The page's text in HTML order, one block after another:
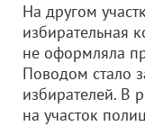
На другом
избирательная
не оформляла
Поводом стало
избирателей. В
на участок